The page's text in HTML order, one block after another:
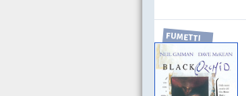
FUMETTI